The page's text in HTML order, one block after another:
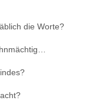
die Worte?